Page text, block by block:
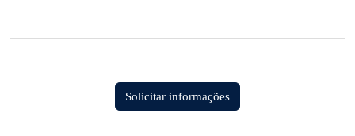
Solicitar informações